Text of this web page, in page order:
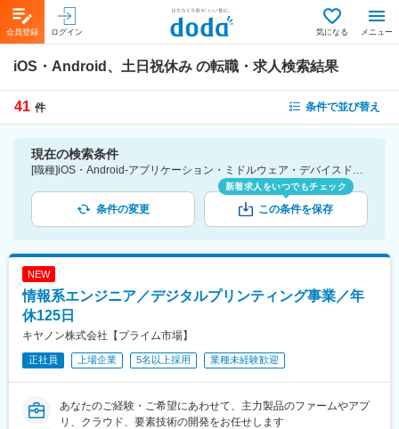
会員登録 ログイン 気になる メニュー
iOS・Android、土日祝休み の転職・求人検索結果
41 件 条件で並び替え
現在の検索条件
[職種]iOS・Android-アプリケーション・ミドルウェア・デバイスドライバ・ファームウェア [詳細条件](休日・働き方)土日祝休み
条件の変更
新着求人をいつでもチェック
この条件を保存
NEW
情報系エンジニア／デジタルプリンティング事業／年
休125日
キヤノン株式会社【プライム市場】
正社員 上場企業 5名以上採用 業種未経験歓迎
あなたのご経験・ご希望にあわせて、主力製品のファームやアプ
リ、クラウド、要素技術の開発をお任せします